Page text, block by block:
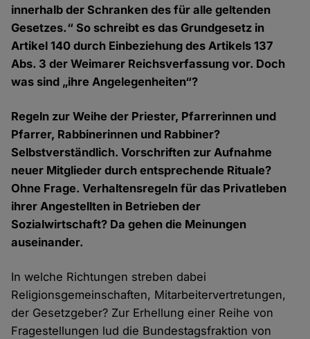
innerhalb der Schranken des für alle geltenden
Gesetzes.“ So schreibt es das Grundgesetz in
Artikel 140 durch Einbeziehung des Artikels 137
Abs. 3 der Weimarer Reichsverfassung vor. Doch
was sind „ihre Angelegenheiten“?
Regeln zur Weihe der Priester, Pfarrerinnen und
Pfarrer, Rabbinerinnen und Rabbiner?
Selbstverständlich. Vorschriften zur Aufnahme
neuer Mitglieder durch entsprechende Rituale?
Ohne Frage. Verhaltensregeln für das Privatleben
ihrer Angestellten in Betrieben der
Sozialwirtschaft? Da gehen die Meinungen
auseinander.
In welche Richtungen streben dabei
Religionsgemeinschaften, Mitarbeitervertretungen,
der Gesetzgeber? Zur Erhellung einer Reihe von
Fragestellungen lud die Bundestagsfraktion von